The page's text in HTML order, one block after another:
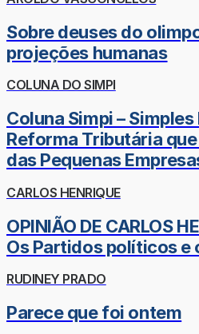
Sobre deuses do
projeções humanas
COLUNA DO SIMPI
Coluna Simpi –
Reforma Tributária
das Pequenas
CARLOS HENRIQUE
OPINIÃO DE CARLOS
Os Partidos políticos e
RUDINEY PRADO
Parece que foi ontem